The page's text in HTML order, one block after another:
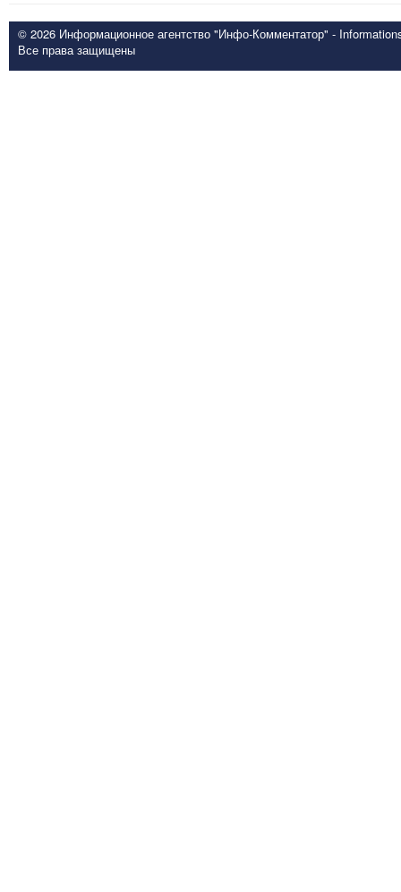
© 2026 Информационное агентство "Инфо-Комментатор" -
Все права защищены